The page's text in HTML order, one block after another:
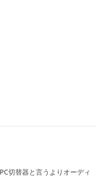
切替器と言うよりオーディ